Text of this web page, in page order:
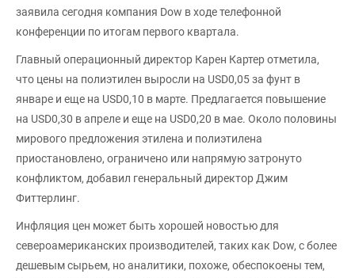
заявила сегодня компания Dow в ходе телефонной
конференции по итогам первого квартала.
Главный операционный директор Карен Картер отметила,
что цены на полиэтилен выросли на USD0,05 за фунт в
январе и еще на USD0,10 в марте. Предлагается повышение
на USD0,30 в апреле и еще на USD0,20 в мае. Около половины
мирового предложения этилена и полиэтилена
приостановлено, ограничено или напрямую затронуто
конфликтом, добавил генеральный директор Джим
Фиттерлинг.
Инфляция цен может быть хорошей новостью для
североамериканских производителей, таких как Dow, с более
дешевым сырьем, но аналитики, похоже, обеспокоены тем,